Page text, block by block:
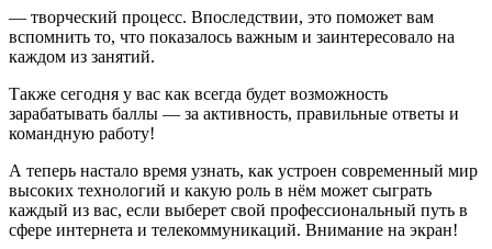
— творческий процесс. Впоследствии, это поможет вам
вспомнить то, что показалось важным и заинтересовало на
каждом из занятий.
Также сегодня у вас как всегда будет возможность
зарабатывать баллы — за активность, правильные ответы и
командную работу!
А теперь настало время узнать, как устроен современный мир
высоких технологий и какую роль в нём может сыграть
каждый из вас, если выберет свой профессиональный путь в
сфере интернета и телекоммуникаций. Внимание на экран!